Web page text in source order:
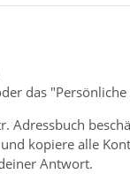
das
Adressbuch
kopiere alle
Antwort.